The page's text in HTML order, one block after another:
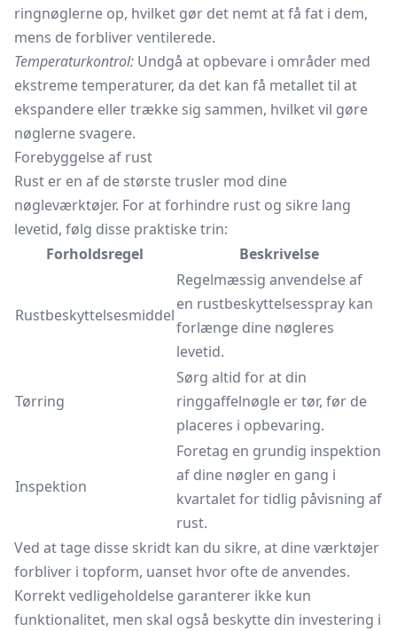
ringnøglerne op, hvilket gør det nemt at få fat i dem,
mens de forbliver ventilerede.
Temperaturkontrol: Undgå at opbevare i områder med
ekstreme temperaturer, da det kan få metallet til at
ekspandere eller trække sig sammen, hvilket vil gøre
nøglerne svagere.
Forebyggelse af rust
Rust er en af de største trusler mod dine
nøgleværktøjer. For at forhindre rust og sikre lang
levetid, følg disse praktiske trin:
Forholdsregel
Beskrivelse
Rustbeskyttelsesmiddel
Regelmæssig anvendelse af
en rustbeskyttelsesspray kan
forlænge dine nøgleres
levetid.
Tørring
Sørg altid for at din
ringgaffelnøgle er tør, før de
placeres i opbevaring.
Inspektion
Foretag en grundig inspektion
af dine nøgler en gang i
kvartalet for tidlig påvisning af
rust.
Ved at tage disse skridt kan du sikre, at dine værktøjer
forbliver i topform, uanset hvor ofte de anvendes.
Korrekt vedligeholdelse garanterer ikke kun
funktionalitet, men skal også beskytte din investering i